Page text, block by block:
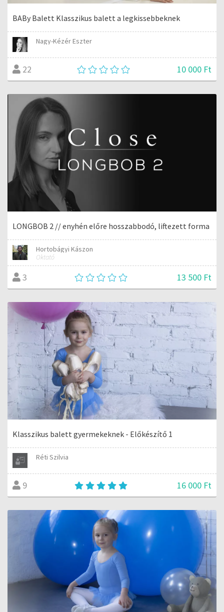
BABy Balett Klasszikus balett a legkissebbeknek
Nagy-Kézér Eszter
22 10 000 Ft
LONGBOB 2 // enyhén előre hosszabbodó, liftezett forma
Hortobágyi Kászon
Oktató
3 13 500 Ft
Klasszikus balett gyermekeknek - Előkészítő 1
Réti Szilvia
9 16 000 Ft